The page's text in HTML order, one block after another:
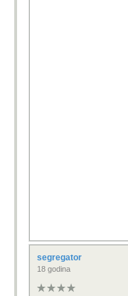
segregator
18 godina